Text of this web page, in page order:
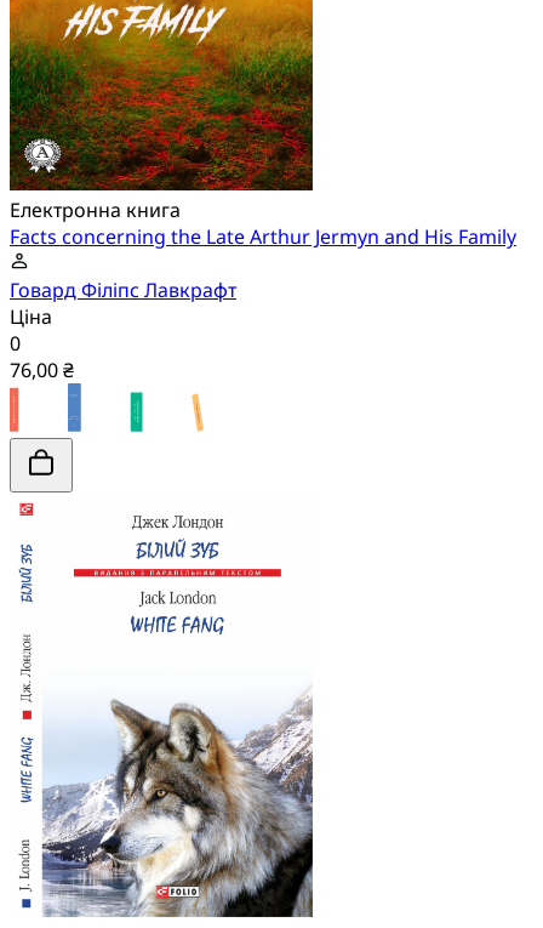
Електронна книга
Facts concerning the Late Arthur Jermyn and His Family
Говард Філіпс Лавкрафт
Ціна
0
76,00 ₴